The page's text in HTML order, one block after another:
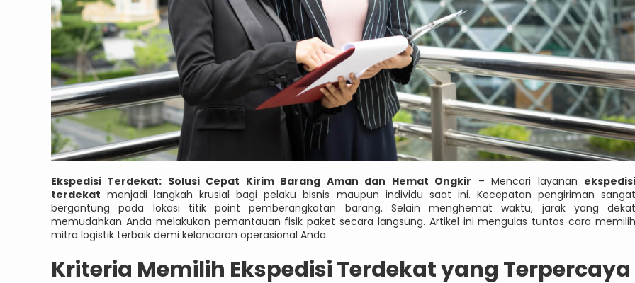
Ekspedisi Terdekat: Solusi Cepat Kirim Barang Aman dan Hemat Ongkir – Mencari layanan ekspedisi
terdekat menjadi langkah krusial bagi pelaku bisnis maupun individu saat ini. Kecepatan pengiriman sangat
bergantung pada lokasi titik point pemberangkatan barang. Selain menghemat waktu, jarak yang dekat
memudahkan Anda melakukan pemantauan fisik paket secara langsung. Artikel ini mengulas tuntas cara memilih
mitra logistik terbaik demi kelancaran operasional Anda.
Kriteria Memilih Ekspedisi Terdekat yang Terpercaya